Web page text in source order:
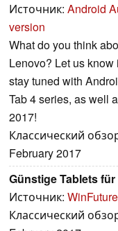
Источник: Android
version
What do you think
Lenovo? Let us
stay tuned with
Tab 4 series, as well
2017!
Классический
February 2017
Günstige Tablets
Источник: WinFuture
Классический